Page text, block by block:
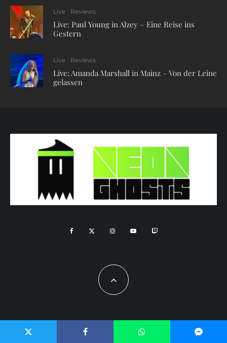
Live Reviews
Live: Paul Young in Alzey – Eine Reise ins
Gestern
Live Reviews
Live: Amanda Marshall in Mainz – Von der Leine
gelassen
© Codetipi 2018. All Rights Reserved.